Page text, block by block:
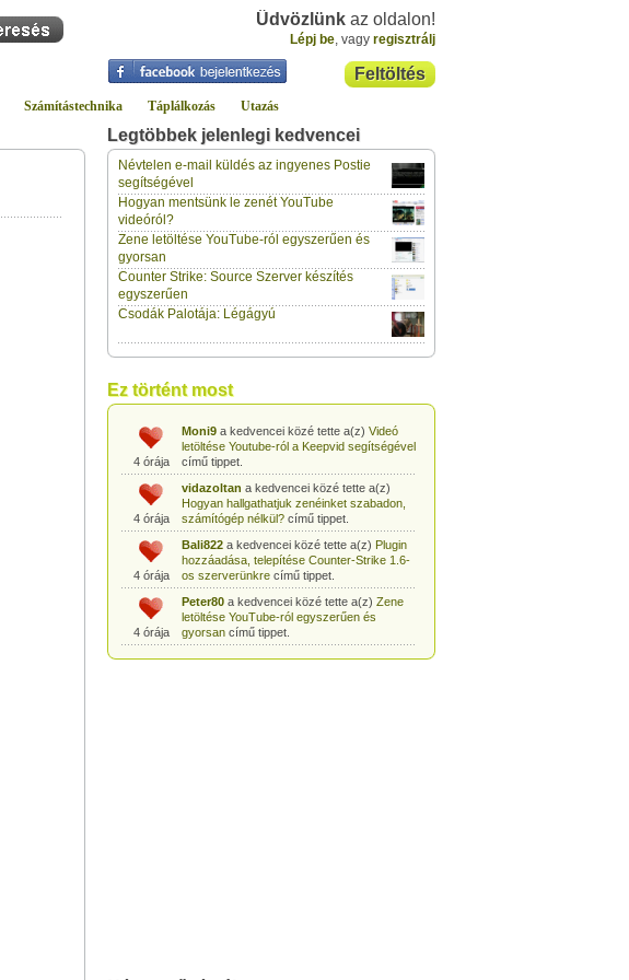
Üdvözlünk az oldalon!
Lépj be, vagy regisztrálj
Feltöltés
Számítástechnika Táplálkozás Utazás
Legtöbbek jelenlegi kedvencei
Névtelen e-mail küldés az ingyenes Postie
segítségével
Hogyan mentsünk le zenét YouTube
videóról?
Zene letöltése YouTube-ról egyszerűen és
gyorsan
Counter Strike: Source Szerver készítés
egyszerűen
Csodák Palotája: Légágyú
Ez történt most
4 órája
gabor733a kedvencei közé tette a(z)
Leopárdgekkó-etetés egyszerű csipesszel
című tippet.
4 órája
gabor733a kedvencei közé tette a(z)
című tippet.
4 órája
Hogyan készítsünk fűszeres-paradicsomos
pennét?
4 órája
gabor733a kedvencei közé tette a(z)
hónapos kortólcímű tippet.
4 órája
Babakonyha - Alma-banán püré készítése
egyszerűencímű tippet.
4 órája
Moni9a kedvencei közé tette a(z) Videó
letöltése Youtube-ról a Keepvid segítségével
című tippet.
4 órája
vidazoltan a kedvencei közé tette a(z)
Hogyan hallgathatjuk zenéinket szabadon,
számítógép nélkül?című tippet.
4 órája
Bali822a kedvencei közé tette a(z) Plugin
hozzáadása, telepítése Counter-Strike 1.6-
os szerverünkrecímű tippet.
4 órája
Peter80a kedvencei közé tette a(z) Zene
letöltése YouTube-ról egyszerűen és
gyorsancímű tippet.
Heni77a kedvencei közé tette a(z)Counter